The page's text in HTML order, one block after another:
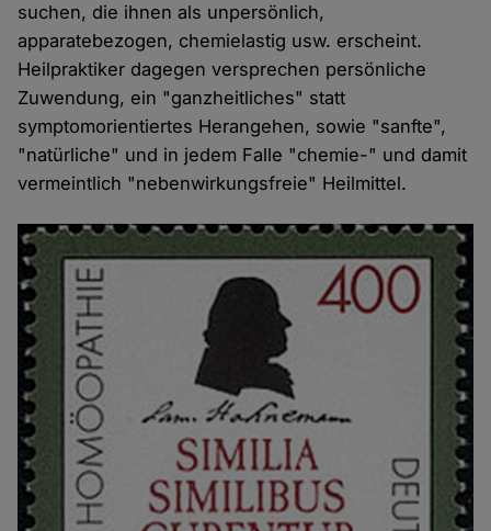
suchen, die ihnen als unpersönlich,
apparatebezogen, chemielastig usw. erscheint.
Heilpraktiker dagegen versprechen persönliche
Zuwendung, ein "ganzheitliches" statt
symptomorientiertes Herangehen, sowie "sanfte",
"natürliche" und in jedem Falle "chemie-" und damit
vermeintlich "nebenwirkungsfreie" Heilmittel.